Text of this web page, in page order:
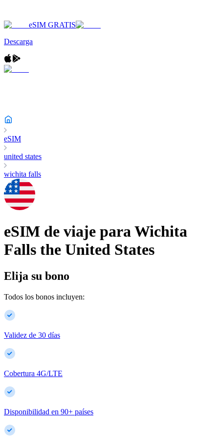
eSIM GRATIS
Descarga
eSIM
united states
wichita falls
eSIM de viaje paraWichita
Falls the United States
Elija su bono
Todos los bonos incluyen:
Validez de 30 días
Cobertura 4G/LTE
Disponibilidad en 90+ países